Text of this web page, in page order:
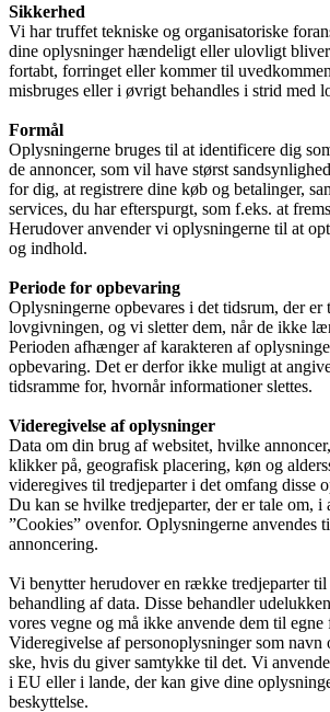
Sikkerhed
Vi har truffet tekniske og organisatoriske
dine oplysninger hændeligt eller ulovligt
fortabt, forringet eller kommer til
misbruges eller i øvrigt behandles i strid med
Formål
Oplysningerne bruges til at identificere dig
de annoncer, som vil have størst
for dig, at registrere dine køb og betalinger,
services, du har efterspurgt, som f.eks. at
Herudover anvender vi oplysningerne til at
og indhold.
Periode for opbevaring
Oplysningerne opbevares i det tidsrum, der
lovgivningen, og vi sletter dem, når de ikke
Perioden afhænger af karakteren af
opbevaring. Det er derfor ikke muligt at
tidsramme for, hvornår informationer slettes.
Videregivelse af oplysninger
Data om din brug af websitet, hvilke
klikker på, geografisk placering, køn og
videregives til tredjeparter i det omfang disse
Du kan se hvilke tredjeparter, der er tale om, i
”Cookies” ovenfor. Oplysningerne anvendes
annoncering.
Vi benytter herudover en række tredjeparter
behandling af data. Disse behandler
vores vegne og må ikke anvende dem til egne
Videregivelse af personoplysninger som
ske, hvis du giver samtykke til det. Vi
i EU eller i lande, der kan give dine
beskyttelse.